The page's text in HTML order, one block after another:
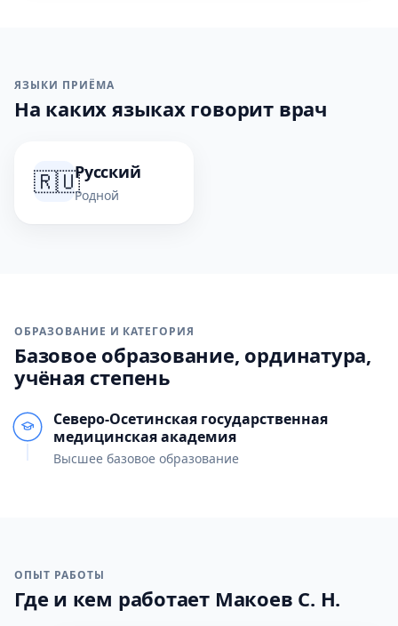
ЯЗЫКИ ПРИЁМА
На каких языках говорит врач
🇷🇺Русский
Родной
ОБРАЗОВАНИЕ И КАТЕГОРИЯ
Базовое образование, ординатура,
учёная степень
Северо-Осетинская государственная
медицинская академия
Высшее базовое образование
ОПЫТ РАБОТЫ
Где и кем работает Макоев С. Н.